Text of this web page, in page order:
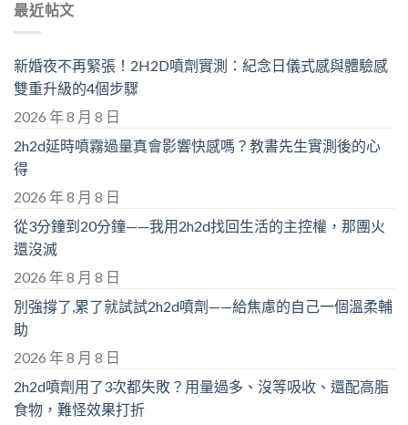
最近帖文
新婚夜不再緊張！2H2D噴劑實測：紀念日儀式感與體驗感
雙重升級的4個步驟
2026 年 8 月 8 日
2h2d延時噴霧過量真會影響快感嗎？教書先生實測後的心
得
2026 年 8 月 8 日
從3分鐘到20分鐘——我用2h2d找回生活的主控權，那團火
還沒滅
2026 年 8 月 8 日
別強撐了,累了就試試2h2d噴劑——給焦慮的自己一個溫柔輔
助
2026 年 8 月 8 日
2h2d噴劑用了3次都失敗？用量過多、沒等吸收、還配高脂
食物，難怪效果打折